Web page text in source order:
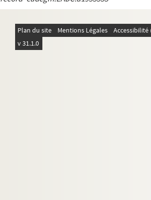
Plan du site Mentions Légales
v 31.1.0